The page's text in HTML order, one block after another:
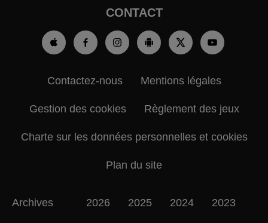
CONTACT
Contactez-nous Mentions légales
Gestion des cookies Règlement des jeux
Charte sur les données personnelles et cookies
Plan du site
Archives 2026 2025 2024 2023